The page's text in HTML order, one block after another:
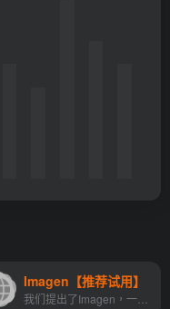
Imagen【推荐试用】